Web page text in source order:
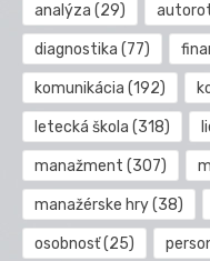
analýza (29)
diagnostika (77)
komunikácia (192)
letecká škola (318)
manažment (307)
manažérske hry(38)
osobnosť(25)